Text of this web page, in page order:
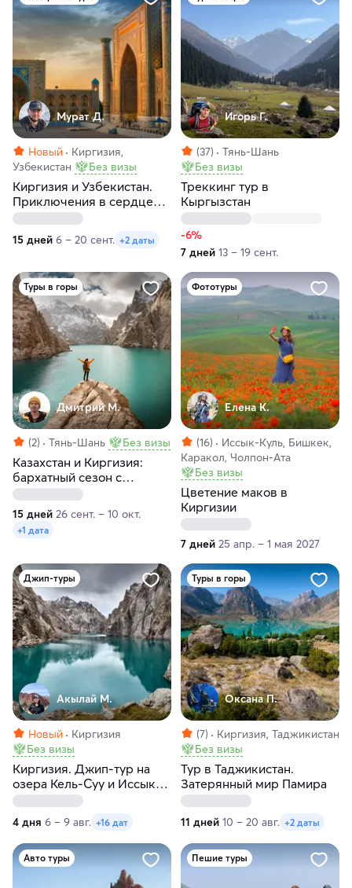
Мурат Д.
Новый
Киргизия,
Узбекистан
Без визы
Киргизия и Узбекистан.
Приключения в сердце
Центральной Азии
15 дней 6 – 20 сент. +2 даты
Игорь Г.
(37)
Тянь-Шань
Без визы
Треккинг тур в
Кыргызстан
-6%
7 дней 13 – 19 сент.
Туры в горы
Дмитрий М.
(2) Тянь-Шань Без визы
Казахстан и Киргизия:
бархатный сезон с
фотографом
15 дней 26 сент. – 10 окт.
+1 дата
Фототуры
Елена К.
(16)
Иссык-Куль, Бишкек,
Каракол, Чолпон-Ата
Без визы
Цветение маков в
Киргизии
7 дней 25 апр. – 1 мая 2027
Джип-туры
Акылай М.
Новый
Киргизия
Без визы
Киргизия. Джип-тур на
озера Кель-Суу и Иссык-
Куль
4 дня 6 – 9 авг. +16 дат
Туры в горы
Оксана П.
(7)
Киргизия, Таджикистан
Без визы
Тур в Таджикистан.
Затерянный мир Памира
11 дней 10 – 20 авг. +2 даты
Авто туры Пешие туры